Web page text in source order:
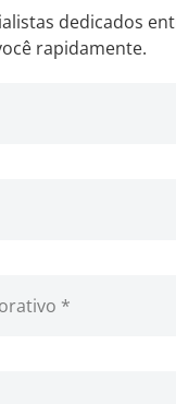
dedicados
rapidamente.